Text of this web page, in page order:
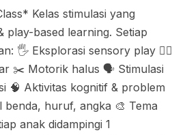
Kelas stimulasi yang
play-based learning. Setiap
🖐️ Eksplorasi sensory play 🏃‍♂️
✂️ Motorik halus 🗣️ Stimulasi
🧠 Aktivitas kognitif & problem
benda, huruf, angka 🎨 Tema
anak didampingi 1